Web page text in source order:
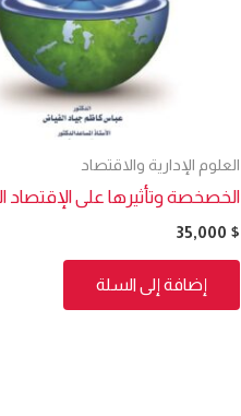
العلوم الإدارية والاقتصاد
الخصخصة وتأثيرها على الإقتصاد
35,000 $
إضافة إلى السلة